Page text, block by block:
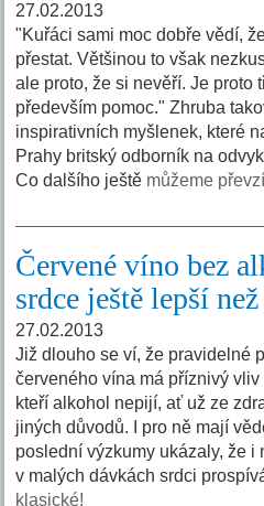
27.02.2013
"Kuřáci sami moc dobře vědí,
přestat. Většinou to však
ale proto, že si nevěří. Je proto
především pomoc." Zhruba
inspirativních myšlenek, které
Prahy britský odborník na
Co dalšího ještě můžeme
Červené víno bez
srdce ještě lepší
27.02.2013
Již dlouho se ví, že pravidelné
červeného vína má příznivý
kteří alkohol nepijí, ať už ze
jiných důvodů. I pro ně mají
poslední výzkumy ukázaly, že
v malých dávkách srdci
klasické!